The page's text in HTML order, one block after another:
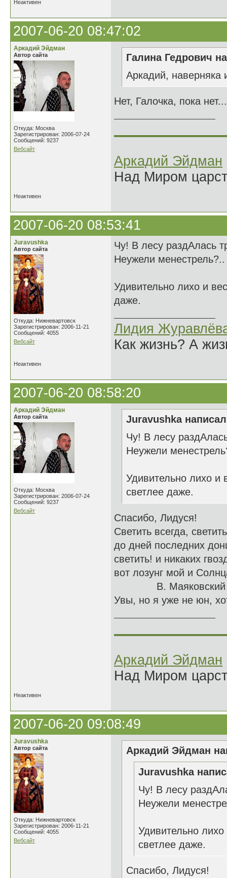
Неактивен
2007-06-20 08:47:02
Аркадий Эйдман
Автор сайта
Откуда: Москва
Зарегистрирован: 2006-07-24
Сообщений: 9237
Вебсайт
Галина Гедрович
Аркадий,
Нет, Галочка, пока
Аркадий Эйдман
Над Миром
Неактивен
2007-06-20 08:53:41
Juravushka
Автор сайта
Откуда: Нижневартовск
Зарегистрирован: 2006-11-21
Сообщений: 4055
Вебсайт
Чу! В лесу раздАлась
Неужели менестрель?..
Удивительно лихо и
даже.
Лидия
Как жизнь? А
Неактивен
2007-06-20 08:58:20
Аркадий Эйдман
Автор сайта
Откуда: Москва
Зарегистрирован: 2006-07-24
Сообщений: 9237
Вебсайт
Juravushka
Чу! В лесу
Неужели
Удивительно лихо и
светлее даже.
Спасибо, Лидуся!
Светить всегда,
до дней последних
светить! и никаких
вот лозунг мой и
В. Маяковский
Увы, но я уже не юн,
Аркадий Эйдман
Над Миром
Неактивен
2007-06-20 09:08:49
Juravushka
Автор сайта
Откуда: Нижневартовск
Зарегистрирован: 2006-11-21
Сообщений: 4055
Вебсайт
Аркадий Эйдман
Juravushka
Чу! В лесу
Неужели
Удивительно
светлее даже.
Спасибо, Лидуся!